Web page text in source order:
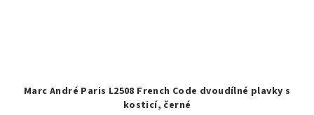
Marc André Paris L2508 French Code dvoudílné plavky s
kosticí, černé